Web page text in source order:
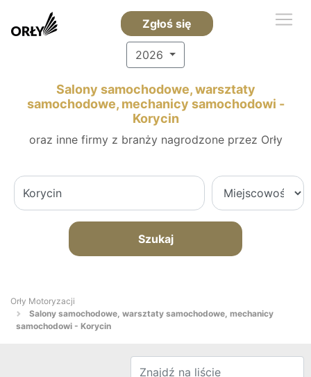
Zgłoś się
2026
Salony samochodowe, warsztaty
samochodowe, mechanicy samochodowi -
Korycin
oraz inne firmy z branży nagrodzone przez Orły
Szukaj
Orły Motoryzacji
Salony samochodowe, warsztaty samochodowe, mechanicy
samochodowi - Korycin